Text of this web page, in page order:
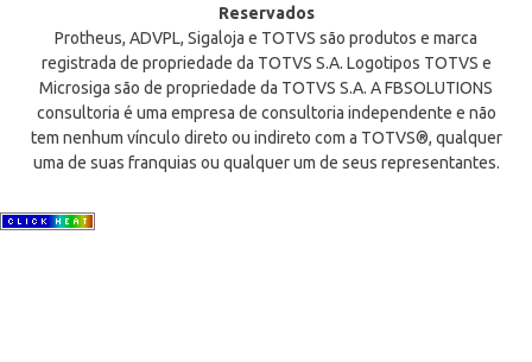
Reservados
Protheus, ADVPL, Sigaloja e TOTVS são produtos e marca
registrada de propriedade da TOTVS S.A. Logotipos TOTVS e
Microsiga são de propriedade da TOTVS S.A. A FBSOLUTIONS
consultoria é uma empresa de consultoria independente e não
tem nenhum vínculo direto ou indireto com a TOTVS®, qualquer
uma de suas franquias ou qualquer um de seus representantes.